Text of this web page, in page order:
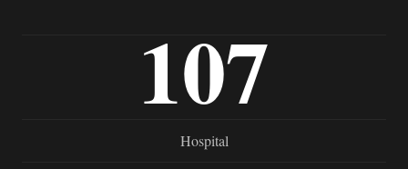
107
Hospital